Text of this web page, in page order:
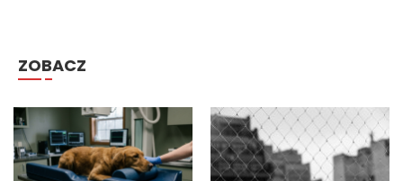
ZOBACZ